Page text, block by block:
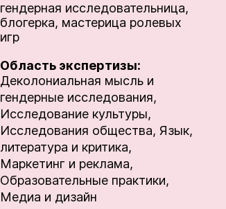
гендерная исследовательница,
блогерка, мастерица ролевых
игр
Область экспертизы:
Деколониальная мысль и
гендерные исследования,
Исследование культуры,
Исследования общества, Язык,
литература и критика,
Маркетинг и реклама,
Образовательные практики,
Медиа и дизайн